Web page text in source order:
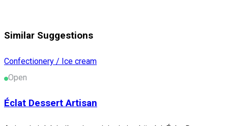
Similar Suggestions
Confectionery / Ice cream
Open
Éclat Dessert Artisan